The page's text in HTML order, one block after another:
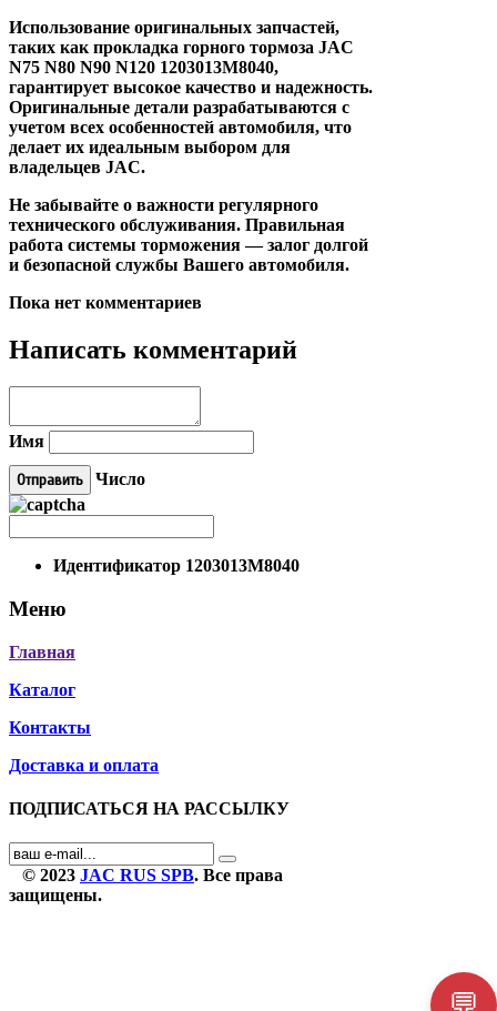
Использование оригинальных запчастей,
таких как прокладка горного тормоза JAC
N75 N80 N90 N120 1203013M8040,
гарантирует высокое качество и надежность.
Оригинальные детали разрабатываются с
учетом всех особенностей автомобиля, что
делает их идеальным выбором для
владельцев JAC.
Не забывайте о важности регулярного
технического обслуживания. Правильная
работа системы торможения — залог долгой
и безопасной службы Вашего автомобиля.
Пока нет комментариев
Написать комментарий
Имя
Число
Идентификатор 1203013M8040
Меню
Главная
Каталог
Контакты
Доставка и оплата
ПОДПИСАТЬСЯ НА РАССЫЛКУ
© 2023 JAC RUS SPB. Все права
защищены.